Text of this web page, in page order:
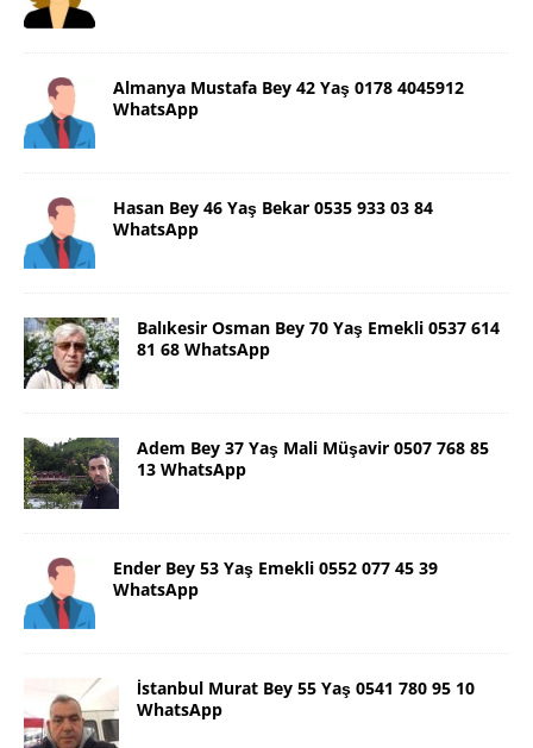
Almanya Mustafa Bey 42 Yaş 0178 4045912
WhatsApp
Hasan Bey 46 Yaş Bekar 0535 933 03 84
WhatsApp
Balıkesir Osman Bey 70 Yaş Emekli 0537 614
81 68 WhatsApp
Adem Bey 37 Yaş Mali Müşavir 0507 768 85
13 WhatsApp
Ender Bey 53 Yaş Emekli 0552 077 45 39
WhatsApp
İstanbul Murat Bey 55 Yaş 0541 780 95 10
WhatsApp